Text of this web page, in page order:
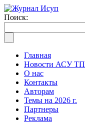
Поиск:
Главная
Новости АСУ ТП
О нас
Контакты
Авторам
Темы на 2026 г.
Партнеры
Реклама